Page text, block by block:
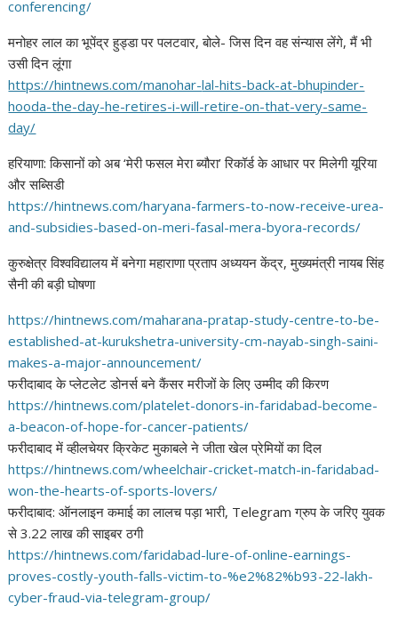
conferencing/
मनोहर लाल का भूपेंद्र हुड्डा पर पलटवार, बोले- जिस दिन वह संन्यास लेंगे, मैं भी
उसी दिन लूंगा
https://hintnews.com/manohar-lal-hits-back-at-bhupinder-
hooda-the-day-he-retires-i-will-retire-on-that-very-same-
day/
हरियाणा: किसानों को अब ‘मेरी फसल मेरा ब्यौरा’ रिकॉर्ड के आधार पर मिलेगी यूरिया
और सब्सिडी
https://hintnews.com/haryana-farmers-to-now-receive-urea-
and-subsidies-based-on-meri-fasal-mera-byora-records/
कुरुक्षेत्र विश्वविद्यालय में बनेगा महाराणा प्रताप अध्ययन केंद्र, मुख्यमंत्री नायब सिंह
सैनी की बड़ी घोषणा
https://hintnews.com/maharana-pratap-study-centre-to-be-
established-at-kurukshetra-university-cm-nayab-singh-saini-
makes-a-major-announcement/
फरीदाबाद के प्लेटलेट डोनर्स बने कैंसर मरीजों के लिए उम्मीद की किरण
https://hintnews.com/platelet-donors-in-faridabad-become-
a-beacon-of-hope-for-cancer-patients/
फरीदाबाद में व्हीलचेयर क्रिकेट मुकाबले ने जीता खेल प्रेमियों का दिल
https://hintnews.com/wheelchair-cricket-match-in-faridabad-
won-the-hearts-of-sports-lovers/
फरीदाबाद: ऑनलाइन कमाई का लालच पड़ा भारी, Telegram ग्रुप के जरिए युवक
से 3.22 लाख की साइबर ठगी
https://hintnews.com/faridabad-lure-of-online-earnings-
proves-costly-youth-falls-victim-to-%e2%82%b93-22-lakh-
cyber-fraud-via-telegram-group/